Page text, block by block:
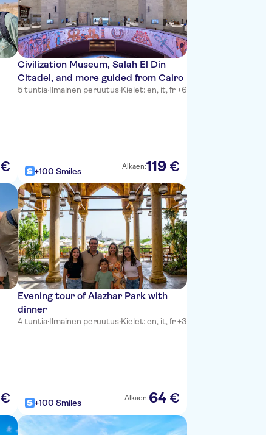
€
Civilization Museum, Salah El Din
Citadel, and more guided from Cairo
5 tuntia·Ilmainen peruutus·Kielet: en, it, fr +6
+100 Smiles Alkaen:119 €
€
Evening tour of Alazhar Park with
dinner
4 tuntia·Ilmainen peruutus·Kielet: en, it, fr +3
+100 Smiles Alkaen:64 €